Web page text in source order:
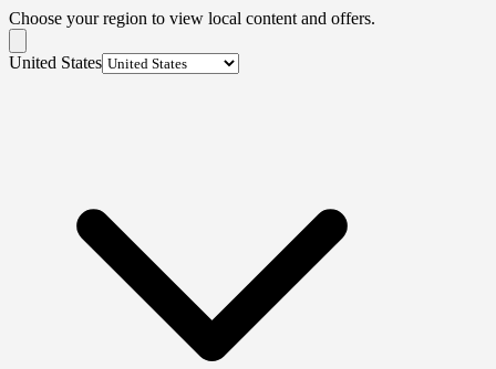
Choose your region to view local content and offers.
United States